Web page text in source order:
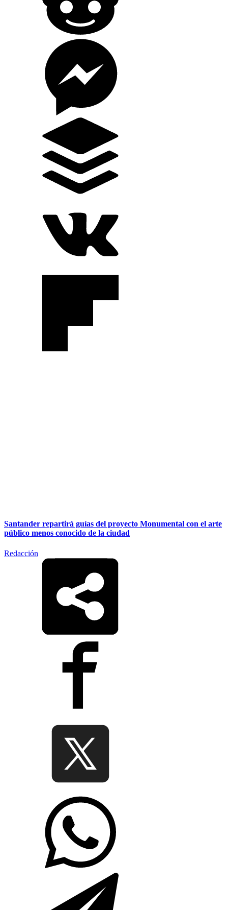
Santander repartirá guías del proyecto Monumental con el arte
público menos conocido de la ciudad
Redacción